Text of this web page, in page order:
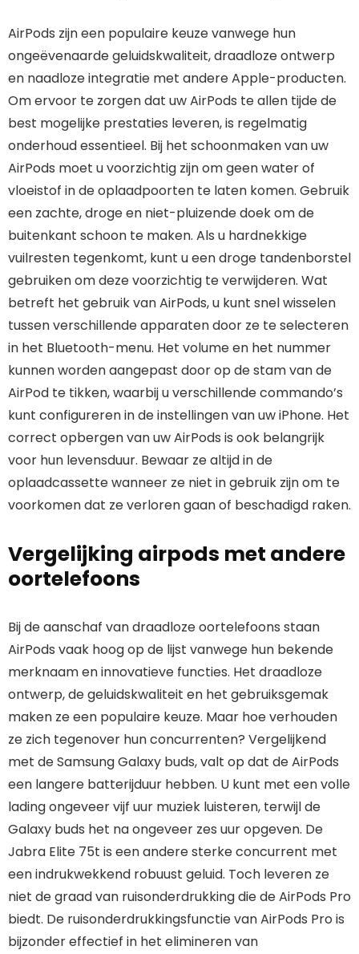
AirPods zijn een populaire keuze vanwege hun
ongeëvenaarde geluidskwaliteit, draadloze ontwerp
en naadloze integratie met andere Apple-producten.
Om ervoor te zorgen dat uw AirPods te allen tijde de
best mogelijke prestaties leveren, is regelmatig
onderhoud essentieel. Bij het schoonmaken van uw
AirPods moet u voorzichtig zijn om geen water of
vloeistof in de oplaadpoorten te laten komen. Gebruik
een zachte, droge en niet-pluizende doek om de
buitenkant schoon te maken. Als u hardnekkige
vuilresten tegenkomt, kunt u een droge tandenborstel
gebruiken om deze voorzichtig te verwijderen. Wat
betreft het gebruik van AirPods, u kunt snel wisselen
tussen verschillende apparaten door ze te selecteren
in het Bluetooth-menu. Het volume en het nummer
kunnen worden aangepast door op de stam van de
AirPod te tikken, waarbij u verschillende commando’s
kunt configureren in de instellingen van uw iPhone. Het
correct opbergen van uw AirPods is ook belangrijk
voor hun levensduur. Bewaar ze altijd in de
oplaadcassette wanneer ze niet in gebruik zijn om te
voorkomen dat ze verloren gaan of beschadigd raken.
Vergelijking airpods met andere
oortelefoons
Bij de aanschaf van draadloze oortelefoons staan
AirPods vaak hoog op de lijst vanwege hun bekende
merknaam en innovatieve functies. Het draadloze
ontwerp, de geluidskwaliteit en het gebruiksgemak
maken ze een populaire keuze. Maar hoe verhouden
ze zich tegenover hun concurrenten? Vergelijkend
met de Samsung Galaxy buds, valt op dat de AirPods
een langere batterijduur hebben. U kunt met een volle
lading ongeveer vijf uur muziek luisteren, terwijl de
Galaxy buds het na ongeveer zes uur opgeven. De
Jabra Elite 75t is een andere sterke concurrent met
een indrukwekkend robuust geluid. Toch leveren ze
niet de graad van ruisonderdrukking die de AirPods Pro
biedt. De ruisonderdrukkingsfunctie van AirPods Pro is
bijzonder effectief in het elimineren van